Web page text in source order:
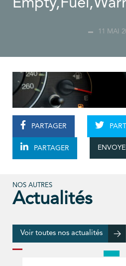
11 MAI
PARTAGER
PARTAGER
NOS AUTRES
Actualités
Voir toutes nos actualités